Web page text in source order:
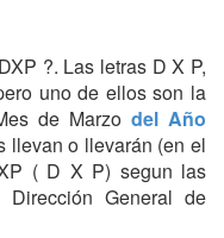
?. Las letras D X P,
uno de ellos son la
de Marzodel Año
llevan o llevarán (en el
( D X P) segun las
General de